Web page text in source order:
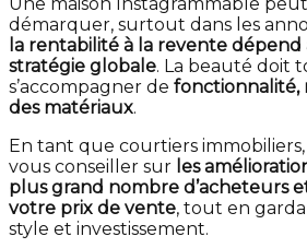
Une maison Instagrammable peut
démarquer, surtout dans les
la rentabilité à la revente
stratégie globale. La beauté doit
s’accompagner de
des matériaux.
En tant que courtiers
vous conseiller sur les
plus grand nombre d’acheteurs
votre prix de vente, tout en
style et investissement.